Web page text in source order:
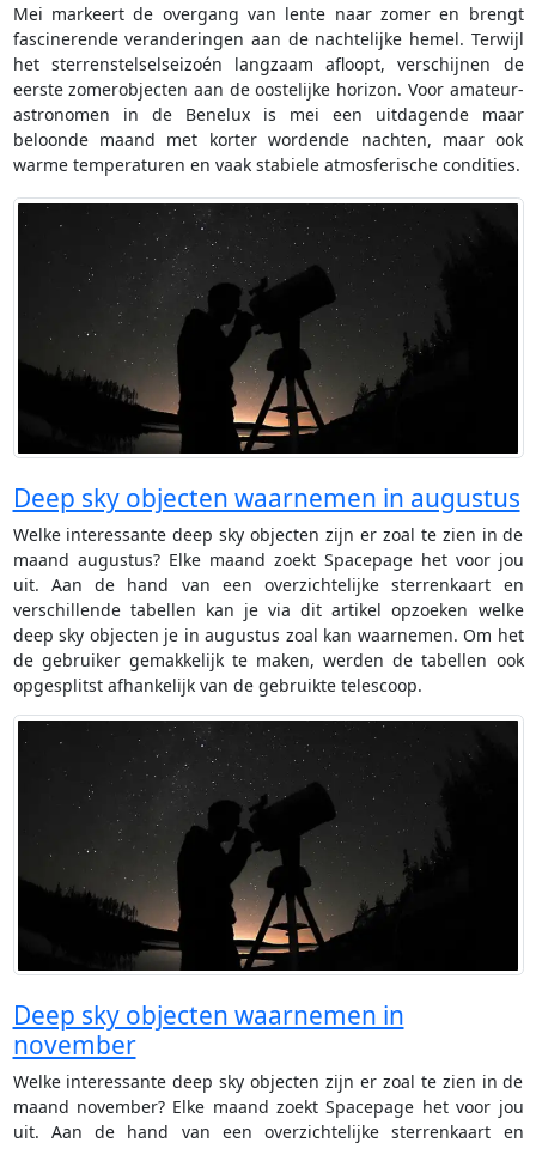
Mei markeert de overgang van lente naar zomer en brengt
fascinerende veranderingen aan de nachtelijke hemel. Terwijl
het sterrenstelselseizoén langzaam afloopt, verschijnen de
eerste zomerobjecten aan de oostelijke horizon. Voor amateur-
astronomen in de Benelux is mei een uitdagende maar
beloonde maand met korter wordende nachten, maar ook
warme temperaturen en vaak stabiele atmosferische condities.
Deep sky objecten waarnemen in augustus
Welke interessante deep sky objecten zijn er zoal te zien in de
maand augustus? Elke maand zoekt Spacepage het voor jou
uit. Aan de hand van een overzichtelijke sterrenkaart en
verschillende tabellen kan je via dit artikel opzoeken welke
deep sky objecten je in augustus zoal kan waarnemen. Om het
de gebruiker gemakkelijk te maken, werden de tabellen ook
opgesplitst afhankelijk van de gebruikte telescoop.
Deep sky objecten waarnemen in
november
Welke interessante deep sky objecten zijn er zoal te zien in de
maand november? Elke maand zoekt Spacepage het voor jou
uit. Aan de hand van een overzichtelijke sterrenkaart en